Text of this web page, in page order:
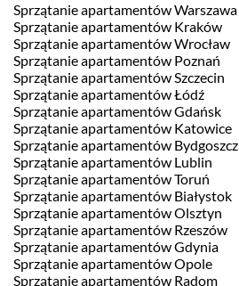
Sprzątanie apartamentów Warszawa
Sprzątanie apartamentów Kraków
Sprzątanie apartamentów Wrocław
Sprzątanie apartamentów Poznań
Sprzątanie apartamentów Szczecin
Sprzątanie apartamentów Łódź
Sprzątanie apartamentów Gdańsk
Sprzątanie apartamentów Katowice
Sprzątanie apartamentów Bydgoszcz
Sprzątanie apartamentów Lublin
Sprzątanie apartamentów Toruń
Sprzątanie apartamentów Białystok
Sprzątanie apartamentów Olsztyn
Sprzątanie apartamentów Rzeszów
Sprzątanie apartamentów Gdynia
Sprzątanie apartamentów Opole
Sprzątanie apartamentów Radom